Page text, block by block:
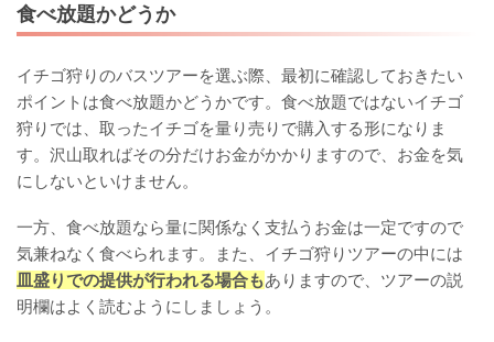
食べ放題かどうか
イチゴ狩りのバスツアーを選ぶ際、最初に確認しておきたい
ポイントは食べ放題かどうかです。食べ放題ではないイチゴ
狩りでは、取ったイチゴを量り売りで購入する形になりま
す。沢山取ればその分だけお金がかかりますので、お金を気
にしないといけません。
一方、食べ放題なら量に関係なく支払うお金は一定ですので
気兼ねなく食べられます。また、イチゴ狩りツアーの中には
皿盛りでの提供が行われる場合もありますので、ツアーの説
明欄はよく読むようにしましょう。